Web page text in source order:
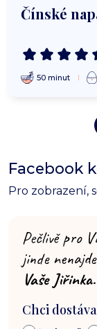
Čínské
50 minut
Facebook
Pro zobrazení,
Pečlivě pro
jinde
Vaše Jiřinka.
Chci